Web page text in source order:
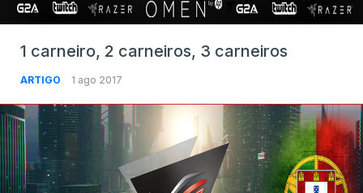
1 carneiro, 2 carneiros, 3 carneiros
ARTIGO 1 ago 2017